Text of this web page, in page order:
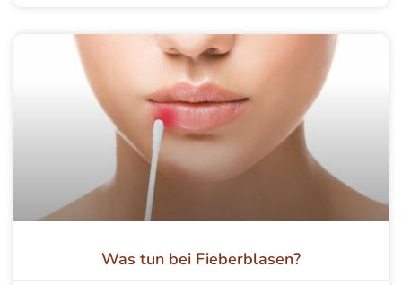
Was tun bei Fieberblasen?